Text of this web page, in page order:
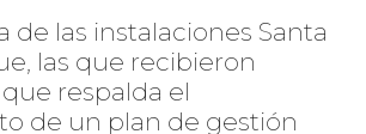
de las instalaciones Santa
las que recibieron
respalda el
de un plan de gestión